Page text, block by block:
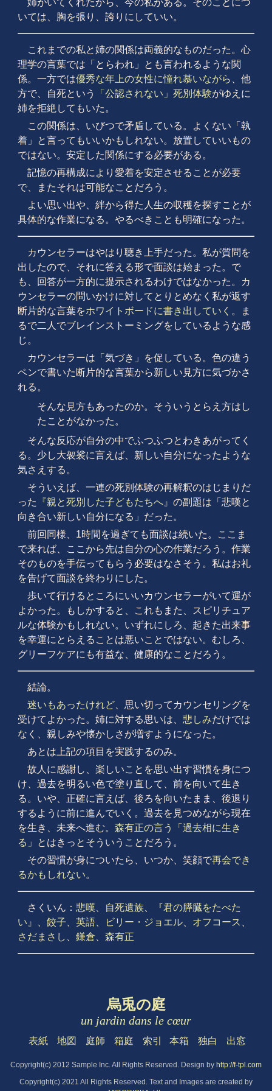
姉がいてくれたから、今の私がある。そのことにつ
いては、胸を張り、誇りにしていい。
これまでの私と姉の関係は両義的なものだった。心
理学の言葉では「とらわれ」とも言われるような関
係。一方では優秀な年上の女性に憧れ慕いながら
、他
方で、自死という
「公認されない」死別体験がゆえに
姉を拒絶してもいた。
この関係は、いびつで矛盾している。よくない「執
着」と言ってもいいかもしれない。放置していいもの
ではない。安定した関係にする必要がある。
記憶の再構成により愛着を安定させることが必要
で、またそれは可能なことだろう。
よい思い出や、絆から得た人生の収穫を探すことが
具体的な作業になる。やるべきことも明確になった。
カウンセラーはやはり聴き上手だった。私が質問を
出したので、それに答える形で面談は始まった。で
も、回答が一方的に提示されるわけではなかった。カ
ウンセラーの問いかけに対してとりとめなく私が返す
断片的な言葉をホワイトボードに書き出していく 。ま
るで二人でブレインストーミングをしているような感
じ。
カウンセラーは「気づき」を促している。色の違う
ペンで書いた断片的な言葉から新しい見方に気づかさ
れる。
そんな見方もあったのか。そういうとらえ方はし
たことがなかった。
そんな反応が自分の中でふつふつとわきあがってく
る。少し大袈裟に言えば、新しい自分になったような
気さえする。
そういえば、一連の死別体験の再解釈のはじまりだ
った
『親と死別した子どもたちへ』 の副題は「悲嘆と
向き合い新しい自分になる」だった。
前回同様、1時間を過ぎても面談は続いた。ここま
で来れば、ここから先は自分の心の作業だろう。作業
そのものを手伝ってもらう必要はなさそう。私はお礼
を告げて面談を終わりにした。
歩いて行けるところにいいカウンセラーがいて運が
よかった。もしかすると、これもまた、スピリチュア
ルな体験かもしれない。いずれにしろ、起きた出来事
を幸運にとらえることは悪いことではない。むしろ、
グリーフケアにも有益な、健康的なことだろう。
結論。
迷いもあったけれど、思い切ってカウンセリングを
受けてよかった。姉に対する思いは、 悲しみだけでは
なく、親しみや懐かしさが増すようになった。
あとは上記の項目を実践するのみ。
故人に感謝し、楽しいことを思い出す習慣を身につ
け、過去を明るい色で塗り直して、前を向いて生き
る。いや、正確に言えば、後ろを向いたまま、後退り
するように前に進んでいく。過去を見つめながら現在
を生き、未来へ進む。 森有正の言う「過去相に生き
る」
とはきっとそういうことだろう。
その習慣が身についたら、いつか、笑顔で再会でき
るかもしれない。
さくいん： 悲嘆、 自死遺族、
『君の膵臓をたべた
い』
餃子 英語、 ビリー・ジョエル、 オフコース
さだまさし
鎌倉 森有正
烏兎の庭
un jardin dans le cœur
表紙 地図 庭師 箱庭 索引 本箱 独白 出窓
Copyright(c) 2012 Sample Inc. All Rights Reserved. Design by http://f-tpl.com
Copyright(c) 2021 All Rights Reserved. Text and Images are created by